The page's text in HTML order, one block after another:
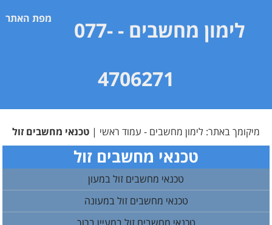
מפת האתר לימון מחשבים
- 077-
4706271
מיקומך באתר: לימון מחשבים - עמוד ראשי | טכנאי מחשבים זול
טכנאי מחשבים זול
טכנאי מחשבים זול במעון
טכנאי מחשבים זול במעונה